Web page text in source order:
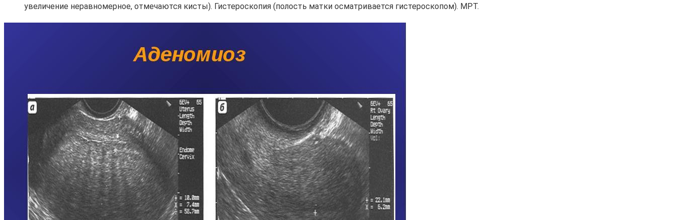
увеличение неравномерное, отмечаются кисты). Гистероскопия (полость матки осматривается гистероскопом). МРТ.